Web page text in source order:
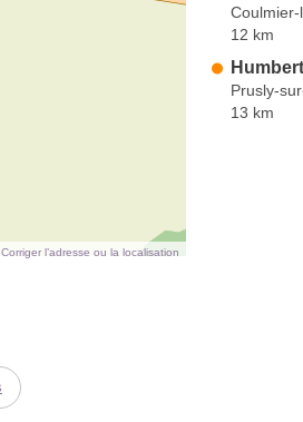
Corriger l’adresse ou la localisation
Coulmier-
12 km
Humbert
Prusly-
13 km